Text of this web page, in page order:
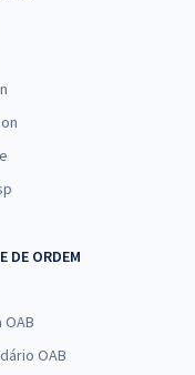
DE ORDEM
OAB
OAB